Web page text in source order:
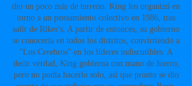
dio un poco más de terreno. King los organizó en
torno a un pensamiento colectivo en 1986, tras
salir de Riker's. A partir de entonces, su gobierno
se conocería en todos los distritos, convirtiendo a
"Los Cerebros" en los líderes indiscutibles. A
decir verdad, King gobierna con mano de hierro,
pero no podía hacerlo solo, así que pronto se dio